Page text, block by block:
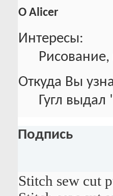
О Alicer
Интересы:
Рисование,
Откуда Вы
Гугл выдал
Подпись
Stitch sew cut